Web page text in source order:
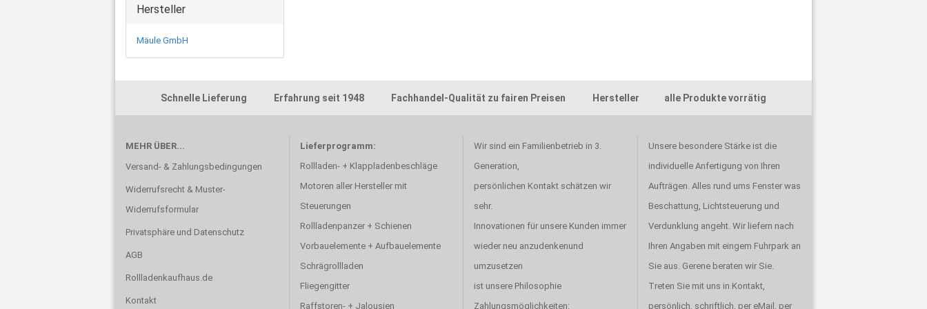
Hersteller
Mäule GmbH
Schnelle Lieferung Erfahrung seit 1948 Fachhandel-Qualität zu fairen Preisen Hersteller alle Produkte vorrätig
MEHR ÜBER...
Versand- & Zahlungsbedingungen
Widerrufsrecht & Muster-
Widerrufsformular
Privatsphäre und Datenschutz
AGB
Rollladenkaufhaus.de
Kontakt
Lieferprogramm:
Rollladen- + Klappladenbeschläge
Motoren aller Hersteller mit
Steuerungen
Rollladenpanzer + Schienen
Vorbauelemente + Aufbauelemente
Schrägrollladen
Fliegengitter
Raffstoren- + Jalousien
Wir sind ein Familienbetrieb in 3.
Generation,
persönlichen Kontakt schätzen wir
sehr.
Innovationen für unsere Kunden immer
wieder neu anzudenkenund
umzusetzen
ist unsere Philosophie
Zahlungsmöglichkeiten:
Unsere besondere Stärke ist die
individuelle Anfertigung von Ihren
Aufträgen. Alles rund ums Fenster was
Beschattung, Lichtsteuerung und
Verdunklung angeht. Wir liefern nach
Ihren Angaben mit eingem Fuhrpark an
Sie aus. Gerene beraten wir Sie.
Treten Sie mit uns in Kontakt,
persönlich, schriftlich, per eMail, per